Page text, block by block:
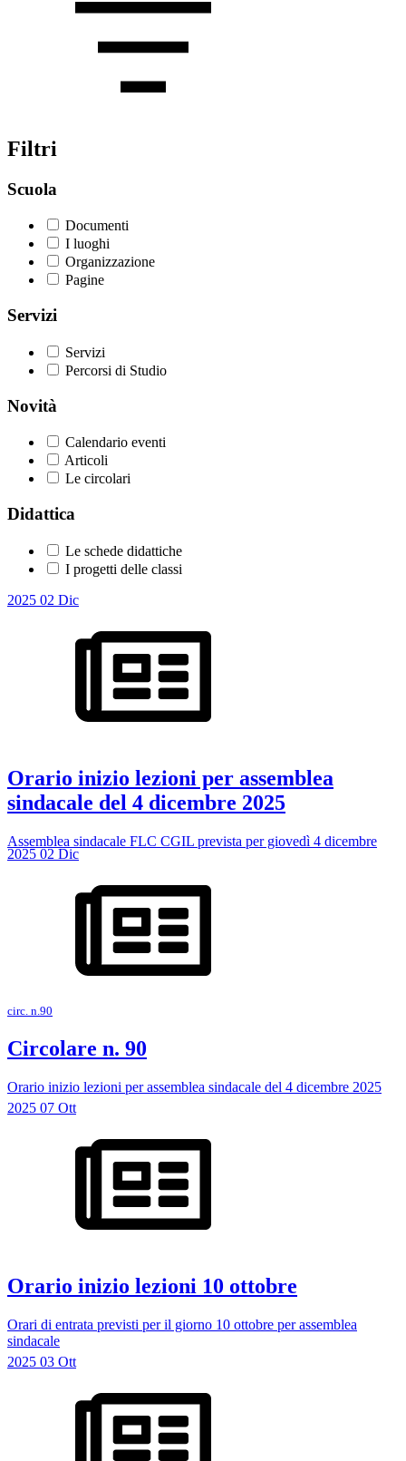
Filtri
Scuola
Documenti
I luoghi
Organizzazione
Pagine
Servizi
Servizi
Percorsi di Studio
Novità
Calendario eventi
Articoli
Le circolari
Didattica
Le schede didattiche
I progetti delle classi
2025 02 Dic
Orario inizio lezioni per assemblea
sindacale del 4 dicembre 2025
Assemblea sindacale FLC CGIL prevista per giovedì 4 dicembre
2025 02 Dic
circ. n.90
Circolare n. 90
Orario inizio lezioni per assemblea sindacale del 4 dicembre 2025
2025 07 Ott
Orario inizio lezioni 10 ottobre
Orari di entrata previsti per il giorno 10 ottobre per assemblea
sindacale
2025 03 Ott